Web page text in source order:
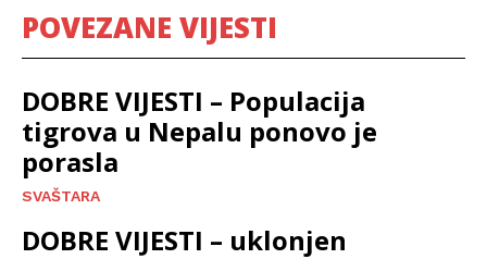
POVEZANE VIJESTI
DOBRE VIJESTI – Populacija
tigrova u Nepalu ponovo je
porasla
SVAŠTARA
DOBRE VIJESTI – uklonjen